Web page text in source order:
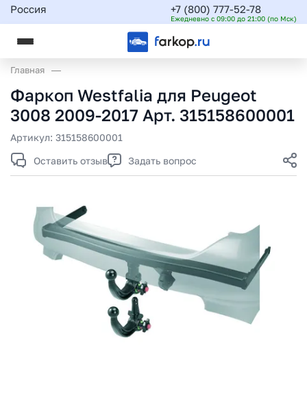
Россия +7 (800) 777-52-78
Ежедневно с 09:00 до 21:00 (по Мск)
Главная
Фаркоп Westfalia для Peugeot
3008 2009-2017 Арт. 315158600001
Артикул: 315158600001
Оставить отзыв
Задать вопрос